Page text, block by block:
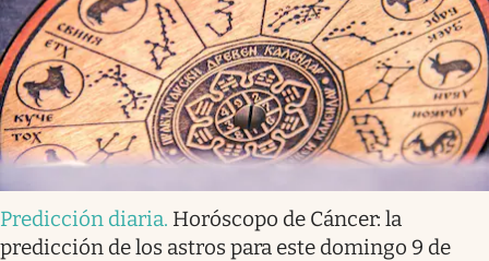
Predicción diaria. Horóscopo de Cáncer: la
predicción de los astros para este domingo 9 de